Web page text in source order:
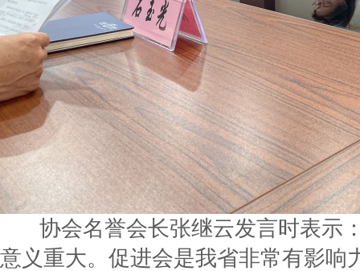
协会名誉会长张继云发言时表示
意义重大。促进会是我省非常有影响